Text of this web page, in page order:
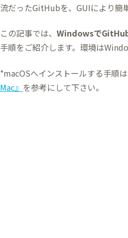
流だったGitHubを、GUIにより簡
この記事では、 Windowsで
手順をご紹介します。環境は
*macOSへインストールする手順は
Mac』 を参考にして下さい。